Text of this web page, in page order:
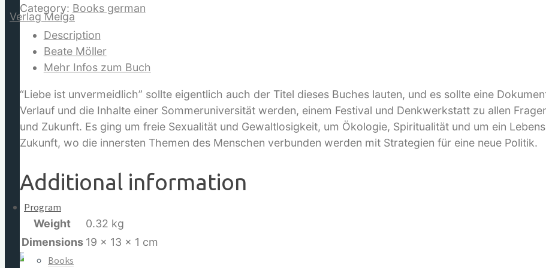
Program
Books
Wilden
Westen
quantity
Category: Books german
Description
Beate Möller
Mehr Infos zum Buch
“Liebe ist unvermeidlich” sollte eigentlich auch der Titel dieses Buches lauten, und es sollte eine
Verlauf und die Inhalte einer Sommeruniversität werden, einem Festival und Denkwerkstatt zu allen
und Zukunft. Es ging um freie Sexualität und Gewaltlosigkeit, um Ökologie, Spiritualität und um ein
Zukunft, wo die innersten Themen des Menschen verbunden werden mit Strategien für eine neue Politik.
Additional information
Weight
0.32 kg
Dimensions 19 × 13 × 1 cm